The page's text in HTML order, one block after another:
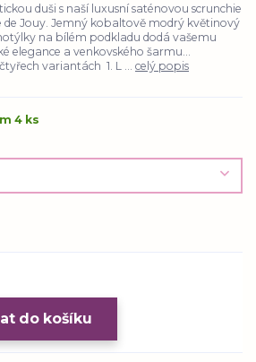
duši s naší luxusní saténovou scrunchie
de Jouy. Jemný kobaltově modrý květinový
na bílém podkladu dodá vašemu
elegance a venkovského šarmu...
variantách 1. L ... celý popis
4 ks
do košíku